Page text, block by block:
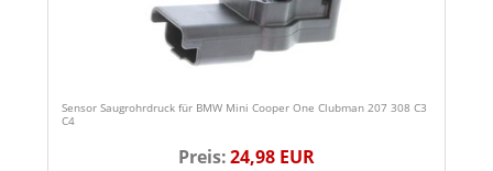
Sensor Saugrohrdruck für BMW Mini Cooper One Clubman 207 308 C3
C4
Preis:24,98 EUR